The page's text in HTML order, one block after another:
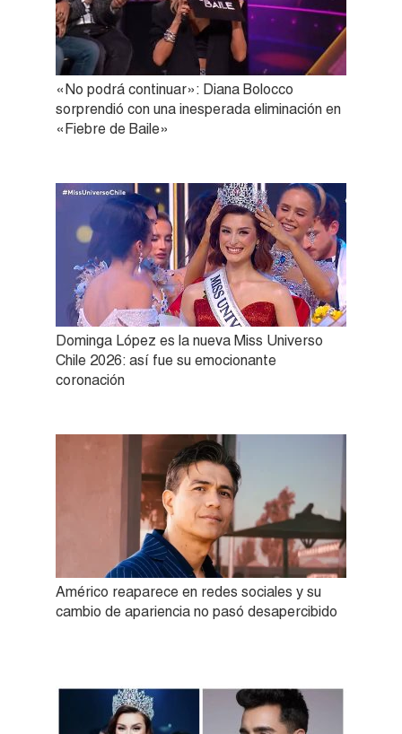
«No podrá continuar»: Diana Bolocco
sorprendió con una inesperada eliminación en
«Fiebre de Baile»
Dominga López es la nueva Miss Universo
Chile 2026: así fue su emocionante
coronación
Américo reaparece en redes sociales y su
cambio de apariencia no pasó desapercibido